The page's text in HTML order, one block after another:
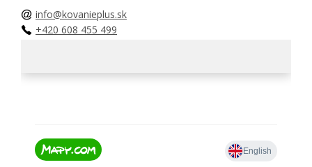
info@kovanieplus.sk
+420 608 455 499